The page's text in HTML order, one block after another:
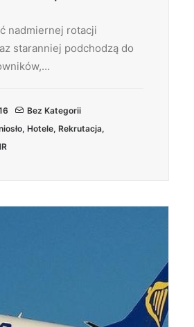
nadmiernej rotacji
staranniej podchodzą do
Bez Kategorii
, Hotele, Rekrutacja,